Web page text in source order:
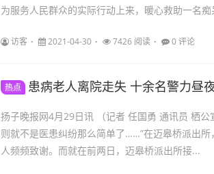
为服务人民群众的实际行动上来，暖心救助一名痴
访客 2021-04-30 7426 阅读 0 评论
热点 患病老人离院走失 十余名警力昼
扬子晚报网4月29日讯 （记者 任国勇 通讯员 栖
则就不是医患纠纷那么简单了……”在迈皋桥派出
人频频致谢。而就在前两日，迈皋桥派出所接...